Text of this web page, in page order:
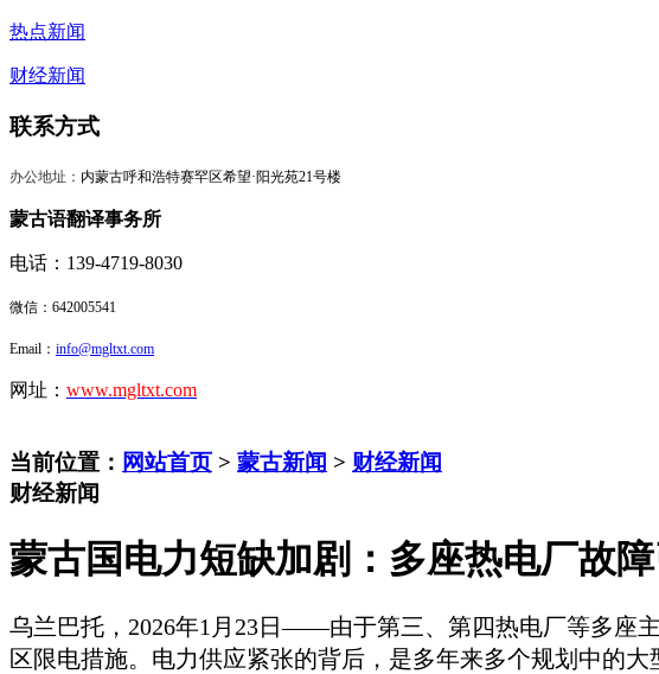
热点新闻
财经新闻
联系方式
办公地址： 内蒙古呼和浩特赛罕区希望·阳光苑21号楼
蒙古语翻译事务所
电话：139-4719-8030
微信： 642005541
Email： info@mgltxt.com
网址： www.mgltxt.com
当前位置： 网站首页 > 蒙古新闻 > 财经新闻
财经新闻
蒙古国电力短缺加剧：多座热电厂故
乌兰巴托， 2026年1月23日——由于第三、第四热电厂等多座
区限电措施。电力供应紧张的背后，是多年来多个规划中的